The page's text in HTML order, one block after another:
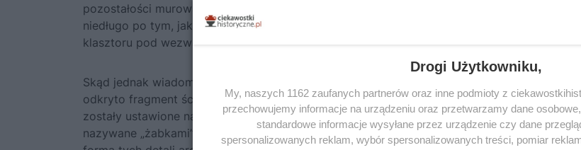
pozostałości murowanego kościoła, ale które pochodzą z XIII wieku. Jego budowa musiała
niedługo po tym, jak w roku 1243 książę Barnim I nadał patronat nad parafią świętego
klasztoru pod wezwaniem Najświętszej Marii Panny.
Skąd jednak wiadomo, że to właśnie pozostałości XIII-wiecznego, a nie XIV-wiecznego
odkryto fragment ściany ze służkami, cienkimi kolumnami zdobiącymi filar podtrzymujący
zostały ustawione na bazach wykonanych z cegieł pokrytych glazurą i ozdobionych
nazywane „żabkami”. Jak z kolei komentuje to Miejski Konserwator Zabytków Michał
Drogi Użytkowniku,
My, naszych 1162 zaufanych partnerów oraz inne podmioty z
przechowujemy informacje na urządzeniu oraz przetwarzamy dane
standardowe informacje wysyłane przez urządzenie czy dane
spersonalizowanych reklam, wybór spersonalizowanych treści, pomiar